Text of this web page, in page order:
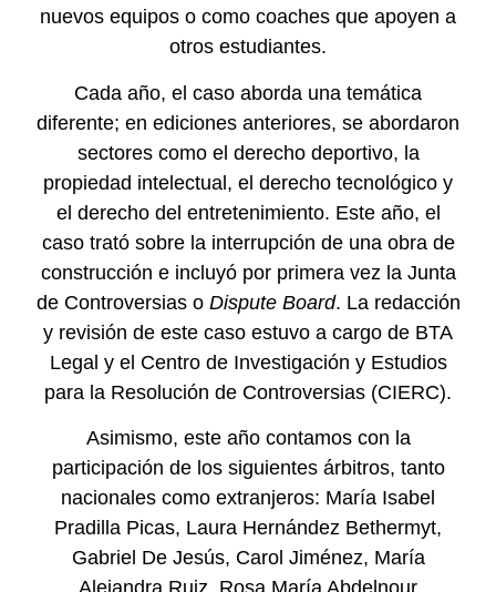
nuevos equipos o como coaches que apoyen a
otros estudiantes.
Cada año, el caso aborda una temática
diferente; en ediciones anteriores, se abordaron
sectores como el derecho deportivo, la
propiedad intelectual, el derecho tecnológico y
el derecho del entretenimiento. Este año, el
caso trató sobre la interrupción de una obra de
construcción e incluyó por primera vez la Junta
de Controversias o Dispute Board. La redacción
y revisión de este caso estuvo a cargo de BTA
Legal y el Centro de Investigación y Estudios
para la Resolución de Controversias (CIERC).
Asimismo, este año contamos con la
participación de los siguientes árbitros, tanto
nacionales como extranjeros: María Isabel
Pradilla Picas, Laura Hernández Bethermyt,
Gabriel De Jesús, Carol Jiménez, María